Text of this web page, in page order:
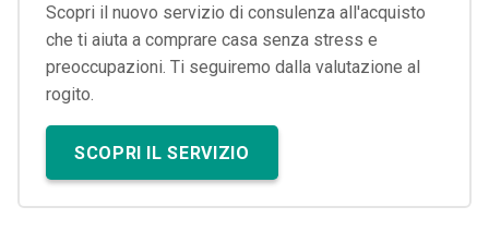
Scopri il nuovo servizio di consulenza all'acquisto
che ti aiuta a comprare casa senza stress e
preoccupazioni. Ti seguiremo dalla valutazione al
rogito.
SCOPRI IL SERVIZIO